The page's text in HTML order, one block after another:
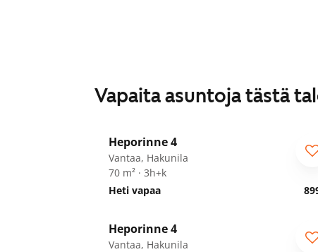
Vapaita asuntoja tästä
Heporinne 4
Vantaa, Hakunila
70 m² · 3h+k
Heti vapaa
Heporinne 4
Vantaa, Hakunila